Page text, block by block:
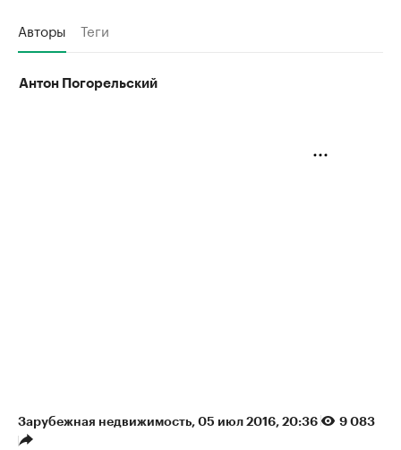
Авторы Теги
Антон Погорельский
Зарубежная недвижимость⁠, 05 июл 2016, 20:36 9 083